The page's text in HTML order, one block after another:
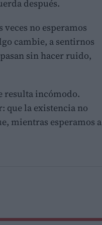
después.
no esperamos
cambie, a sentirnos
sin hacer ruido,
resulta incómodo.
que la existencia no
mientras esperamos a